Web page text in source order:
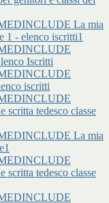
La mia
1 - elenco iscritti1
Iscritti
iscritti
scritta tedesco classe
La mia
scritta tedesco classe